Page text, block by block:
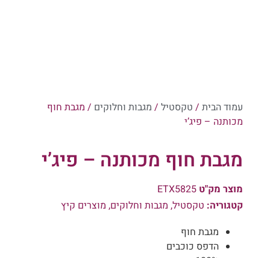
עמוד הבית/ טקסטיל/ מגבות וחלוקים / מגבת חוף
מכותנה – פיג’י
מגבת חוף מכותנה – פיג’י
מוצר מק"ט ETX5825
קטגוריה: טקסטיל, מגבות וחלוקים, מוצרים קיץ
מגבת חוף
הדפס כוכבים